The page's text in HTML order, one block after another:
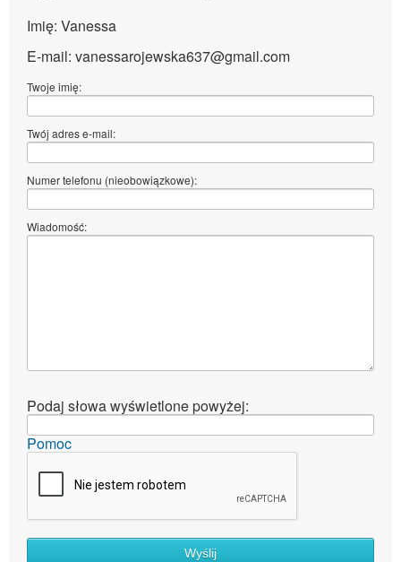
Imię: Vanessa
E-mail: vanessarojewska637@gmail.com
Twoje imię:
Twój adres e-mail:
Numer telefonu (nieobowiązkowe):
Wiadomość:
Podaj słowa wyświetlone powyżej:
Pomoc
Wyślij